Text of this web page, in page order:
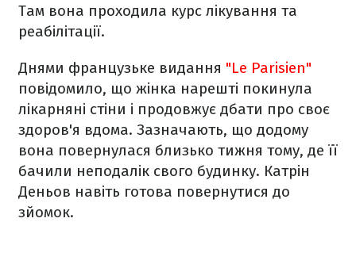
Там вона проходила курс лікування та
реабілітації.
Днями французьке видання "Le Parisien"
повідомило, що жінка нарешті покинула
лікарняні стіни і продовжує дбати про своє
здоров'я вдома. Зазначають, що додому
вона повернулася близько тижня тому, де її
бачили неподалік свого будинку. Катрін
Деньов навіть готова повернутися до
зйомок.